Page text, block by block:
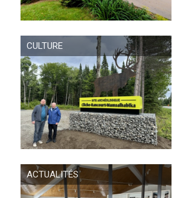
CULTURE
ACTUALITÉS